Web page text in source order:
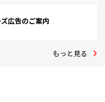
広告のご案内
もっと見る